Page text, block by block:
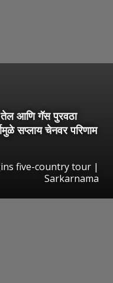
तेल आणि गॅस पुरवठा
सप्लाय चेनवर परिणाम
five-country tour |
Sarkarnama